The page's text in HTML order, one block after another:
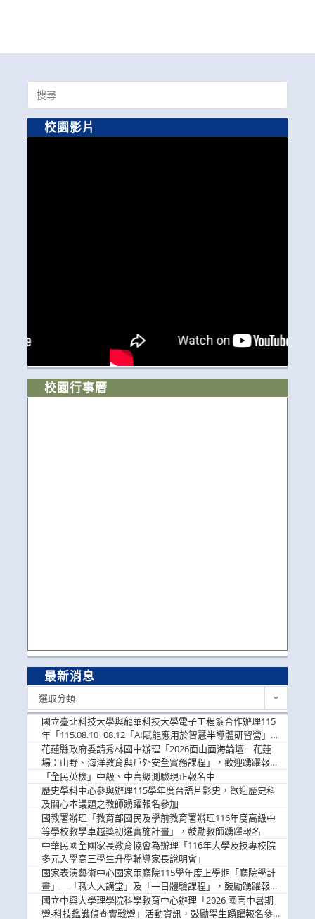
Search
for:
校園影片
校園行事曆
最新消息
選取分類
國立臺北科技大學與龍華科技大學電子工程系合作辦理115
年「115.08.10~08.12「AI賦能應用於智慧半導體研習營」，
歡迎學生踴躍報名參加
花蓮縣政府委請秀林國中辦理「2026面山面海論壇－花蓮
場：山野、海洋教育與戶外安全實務課程」，歡迎踴躍報名
參加
「全民英檢」中級、中高級測驗現正報名中
歷史學科中心參與辦理115學年度台語片影史，歡迎歷史科
及關心本議題之教師踴躍報名參加
國教署辦理「教育部國民及學前教育署辦理116年度高級中
等學校教學卓越獎初選實施計畫」，鼓勵教師踴躍報名
中華民國全國家長教育協會為辦理「116年大學及技專校院
多元入學高三學生升學輔導家長說明會」
國家表演藝術中心國家兩廳院115學年度上學期「廳院學計
畫」—「職人大講堂」及「一日體驗課程」，鼓勵踴躍報名
參與。
國立中興大學理學院科學教育中心辦理「2026 國高中暑期
營-科技鑑識偵查實戰營」活動資訊，鼓勵學生踴躍報名參